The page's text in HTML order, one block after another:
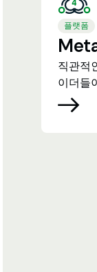
플랫폼
직관적
이더들